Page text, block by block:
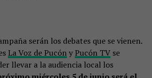
serán los debates que se vienen.
La Voz de Pucóny Pucón TVse
llevar a la audiencia local los